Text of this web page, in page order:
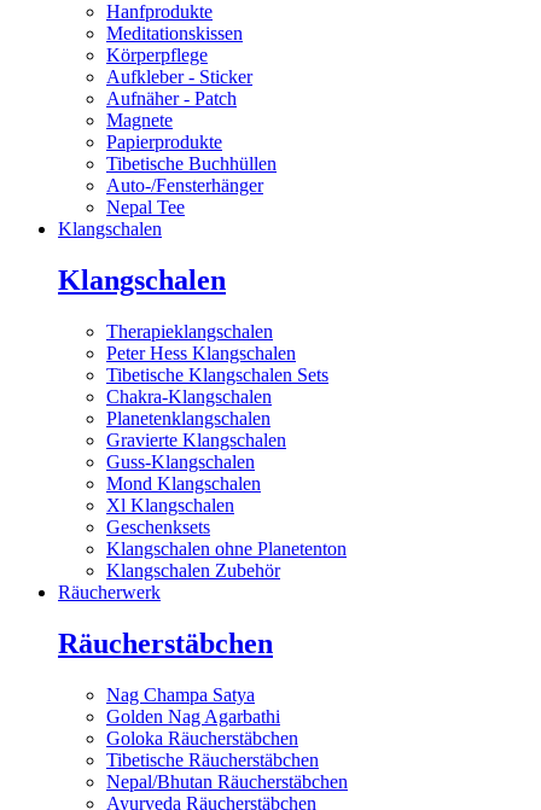
Hanfprodukte
Meditationskissen
Körperpflege
Aufkleber - Sticker
Aufnäher - Patch
Magnete
Papierprodukte
Tibetische Buchhüllen
Auto-/Fensterhänger
Nepal Tee
Klangschalen
Klangschalen
Therapieklangschalen
Peter Hess Klangschalen
Tibetische Klangschalen Sets
Chakra-Klangschalen
Planetenklangschalen
Gravierte Klangschalen
Guss-Klangschalen
Mond Klangschalen
Xl Klangschalen
Geschenksets
Klangschalen ohne Planetenton
Klangschalen Zubehör
Räucherwerk
Räucherstäbchen
Nag Champa Satya
Golden Nag Agarbathi
Goloka Räucherstäbchen
Tibetische Räucherstäbchen
Nepal/Bhutan Räucherstäbchen
Ayurveda Räucherstäbchen